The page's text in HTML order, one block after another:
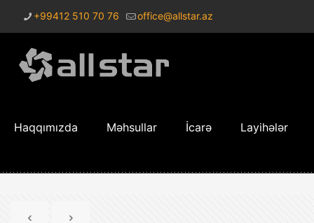
+99412 510 70 76 office@allstar.az
Haqqımızda Məhsullar İcarə Layihələr